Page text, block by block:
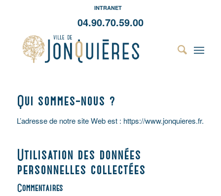
INTRANET
04.90.70.59.00
Qui sommes-nous ?
L’adresse de notre site Web est : https://www.jonquieres.fr.
Utilisation des données
personnelles collectées
Commentaires